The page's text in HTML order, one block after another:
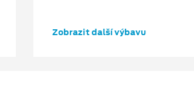
Zobrazit další výbavu